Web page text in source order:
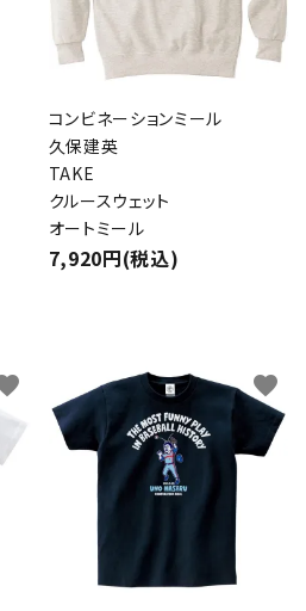
コンビネーションミール
久保建英
TAKE
クルースウェット
オートミール
7,920円(税込)
favorite